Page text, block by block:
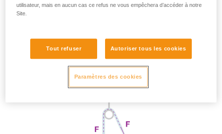
utilisateur, mais en aucun cas ce refus ne vous empêchera d’accéder à notre
Site.
Tout refuser Autoriser tous les cookies
Paramètres des cookies